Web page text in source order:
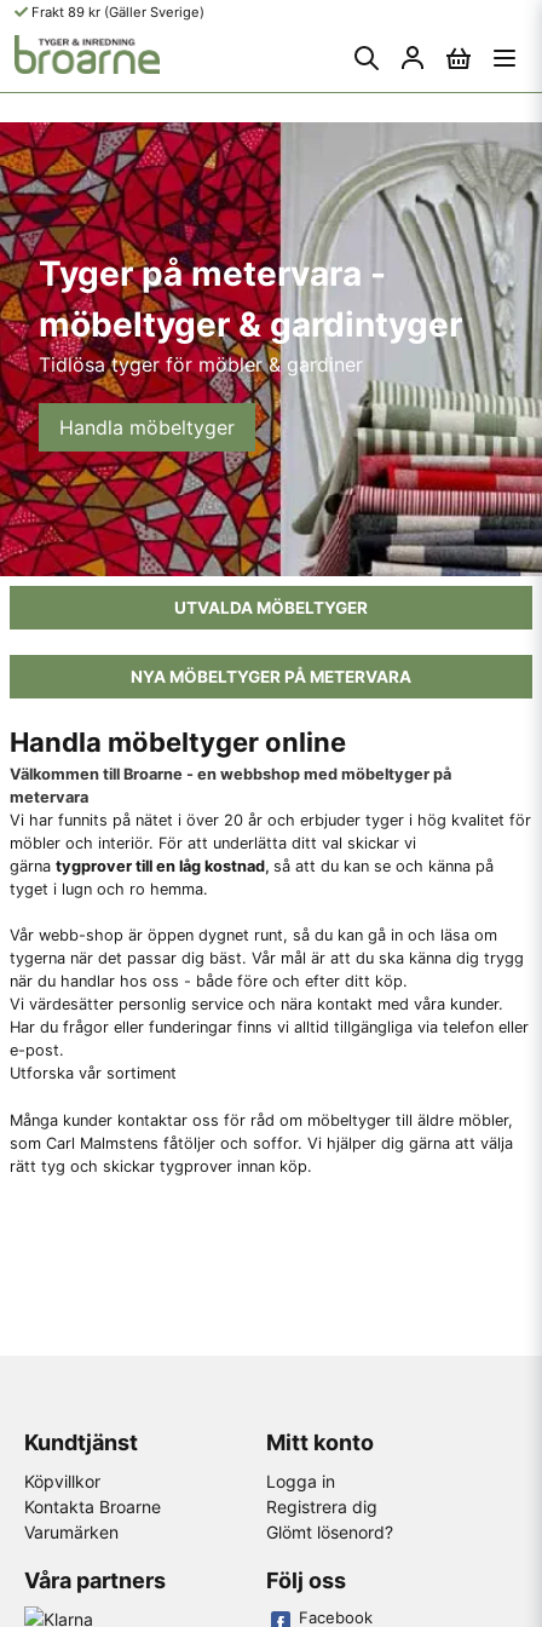
Frakt 89 kr (Gäller Sverige)
Tyger på metervara -
möbeltyger & gardintyger
Tidlösa tyger för möbler & gardiner
Handla möbeltyger
UTVALDA MÖBELTYGER
NYA MÖBELTYGER PÅ METERVARA
Handla möbeltyger online
Välkommen till Broarne - en webbshop med möbeltyger på
metervara
Vi har funnits på nätet i över 20 år och erbjuder tyger i hög kvalitet för
möbler och interiör. För att underlätta ditt val skickar vi
gärna tygprover till en låg kostnad, så att du kan se och känna på
tyget i lugn och ro hemma.
Vår webb-shop är öppen dygnet runt, så du kan gå in och läsa om
tygerna när det passar dig bäst. Vår mål är att du ska känna dig trygg
när du handlar hos oss - både före och efter ditt köp.
Vi värdesätter personlig service och nära kontakt med våra kunder.
Har du frågor eller funderingar finns vi alltid tillgängliga via telefon eller
e-post.
Utforska vår sortiment
Många kunder kontaktar oss för råd om möbeltyger till äldre möbler,
som Carl Malmstens fåtöljer och soffor. Vi hjälper dig gärna att välja
rätt tyg och skickar tygprover innan köp.
Kundtjänst
Köpvillkor
Kontakta Broarne
Varumärken
Mitt konto
Logga in
Registrera dig
Glömt lösenord?
Våra partners Följ oss
Facebook